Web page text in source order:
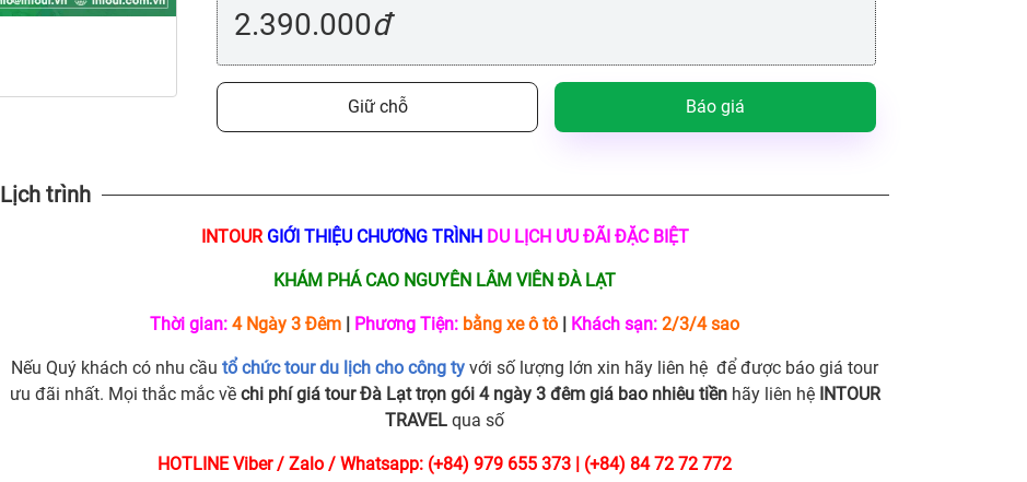
2.390.000đ
Giữ chỗ Báo giá
Lịch trình
INTOUR GIỚI THIỆU CHƯƠNG TRÌNH DU LỊCH ƯU ĐÃI ĐẶC BIỆT
KHÁM PHÁ CAO NGUYÊN LÂM VIÊN ĐÀ LẠT
Thời gian: 4 Ngày 3 Đêm | Phương Tiện: bằng xe ô tô | Khách sạn: 2/3/4 sao
Nếu Quý khách có nhu cầu tổ chức tour du lịch cho công ty với số lượng lớn xin hãy liên hệ để được báo giá tour
ưu đãi nhất. Mọi thắc mắc về chi phí giá tour Đà Lạt trọn gói 4 ngày 3 đêm giá bao nhiêu tiềnhãy liên hệ INTOUR
TRAVEL qua số
HOTLINE Viber / Zalo / Whatsapp: (+84) 979 655 373 | (+84) 84 72 72 772